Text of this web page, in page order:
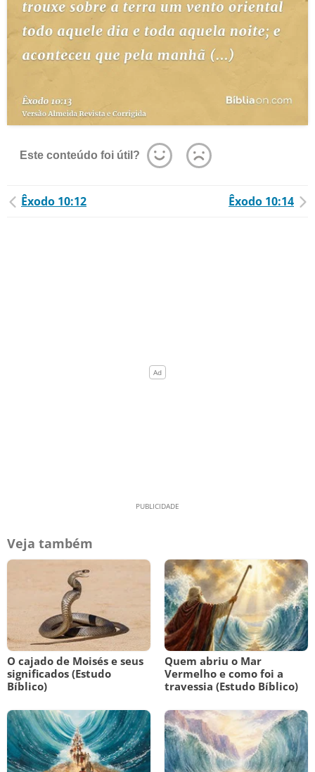
Este conteúdo foi útil?
Êxodo 10:12 Êxodo 10:14
Veja também
O cajado de Moisés e seus
significados (Estudo
Bíblico)
Quem abriu o Mar
Vermelho e como foi a
travessia (Estudo Bíblico)